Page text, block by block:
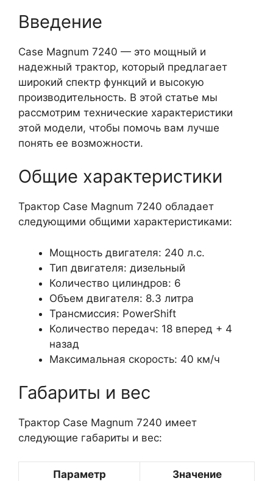
Введение
Case Magnum 7240 — это мощный и
надежный трактор, который предлагает
широкий спектр функций и высокую
производительность. В этой статье мы
рассмотрим технические характеристики
этой модели, чтобы помочь вам лучше
понять ее возможности.
Общие характеристики
Трактор Case Magnum 7240 обладает
следующими общими характеристиками:
Мощность двигателя: 240 л.с.
Тип двигателя: дизельный
Количество цилиндров: 6
Объем двигателя: 8.3 литра
Трансмиссия: PowerShift
Количество передач: 18 вперед + 4
назад
Максимальная скорость: 40 км/ч
Габариты и вес
Трактор Case Magnum 7240 имеет
следующие габариты и вес:
Параметр Значение